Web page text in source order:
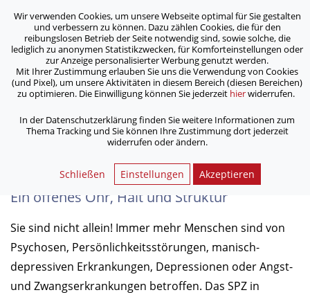
ASB Bonn/Rhein-Sieg/Eifel e.V.
bewegt Menschen
Home / Dienstleistungen / Hilfe & Betreuung /
Sozialpsychiatrisches Zentrum (SPZ) / Peer-Beratung
Peer-Beratung
Ein offenes Ohr, Halt und Struktur
Sie sind nicht allein! Immer mehr Menschen sind von
Psychosen, Persönlichkeitsstörungen, manisch-
depressiven Erkrankungen, Depressionen oder Angst-
und Zwangserkrankungen betroffen. Das SPZ in
Wir verwenden Cookies, um unsere Webseite optimal für Sie gestalten
und verbessern zu können. Dazu zählen Cookies, die für den
reibungslosen Betrieb der Seite notwendig sind, sowie solche, die
lediglich zu anonymen Statistikzwecken, für Komforteinstellungen oder
zur Anzeige personalisierter Werbung genutzt werden.
Mit Ihrer Zustimmung erlauben Sie uns die Verwendung von Cookies
(und Pixel), um unsere Aktivitäten in diesem Bereich (diesen Bereichen)
zu optimieren. Die Einwilligung können Sie jederzeit hierwiderrufen.
In der Datenschutzerklärung finden Sie weitere Informationen zum
Thema Tracking und Sie können Ihre Zustimmung dort jederzeit
widerrufen oder ändern.
Schließen Einstellungen Akzeptieren